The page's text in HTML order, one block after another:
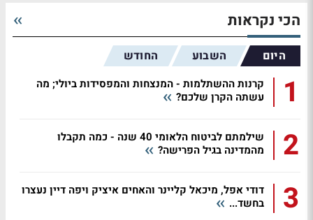
הכי נקראות
היום השבוע החודש
1
קרנות ההשתלמות - המנצחות והמפסידות ביולי; מה
עשתה הקרן שלכם?
2
שילמתם לביטוח הלאומי 40 שנה - כמה תקבלו
מהמדינה בגיל הפרישה?
3
דודי אפל, מיכאל קליינר והאחים איציק ויפה דיין נעצרו
בחשד...